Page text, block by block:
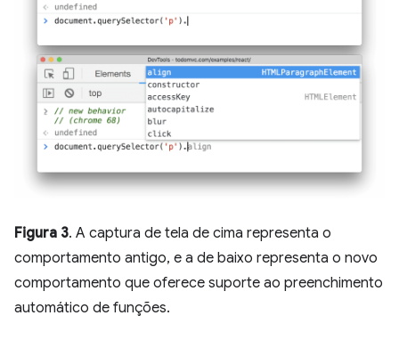
Figura 3. A captura de tela de cima representa o
comportamento antigo, e a de baixo representa o novo
comportamento que oferece suporte ao preenchimento
automático de funções.